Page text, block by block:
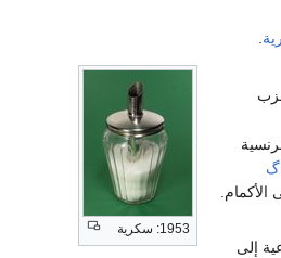
.
1953: سكرية
إلى